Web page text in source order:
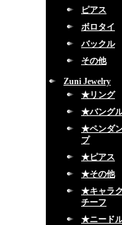
ピアス
ボロタイ
バックル
その他
Zuni Jewelry
★リング
★バング
★ペンダ
プ
★ピアス
★その他
★キャラ
チーフ
★ニード